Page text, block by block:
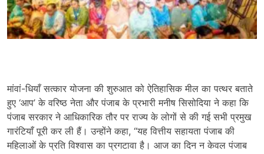
मांवां-धियाँ सत्कार योजना की शुरुआत को ऐतिहासिक मील का पत्थर बताते
हुए ‘आप’ के वरिष्ठ नेता और पंजाब के प्रभारी मनीष सिसोदिया ने कहा कि
पंजाब सरकार ने आधिकारिक तौर पर राज्य के लोगों से की गई सभी प्रमुख
गारंटियाँ पूरी कर ली हैं। उन्होंने कहा, “यह वित्तीय सहायता पंजाब की
महिलाओं के प्रति विश्वास का प्रगटावा है। आज का दिन न केवल पंजाब